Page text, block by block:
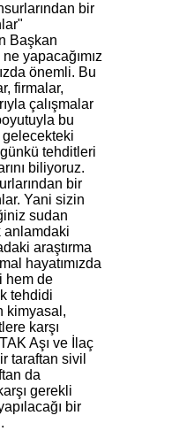
bir
Başkan
yapacağımız
önemli. Bu
firmalar,
çalışmalar
bu
gelecekteki
tehditleri
biliyoruz.
bir
Yani sizin
sudan
anlamdaki
araştırma
hayatımızda
hem de
tehdidi
kimyasal,
karşı
Aşı ve İlaç
taraftan sivil
da
gerekli
bir